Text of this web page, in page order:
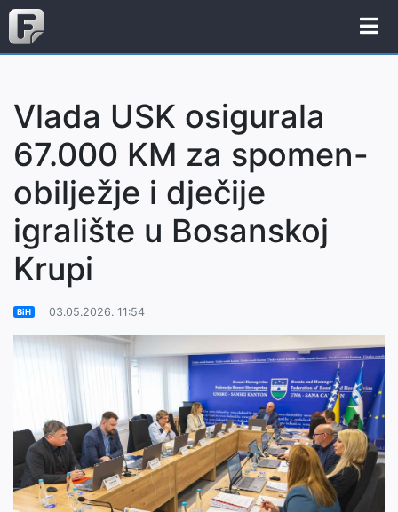
Vlada USK osigurala
67.000 KM za spomen-
obilježje i dječije
igralište u Bosanskoj
Krupi
BiH 03.05.2026. 11:54